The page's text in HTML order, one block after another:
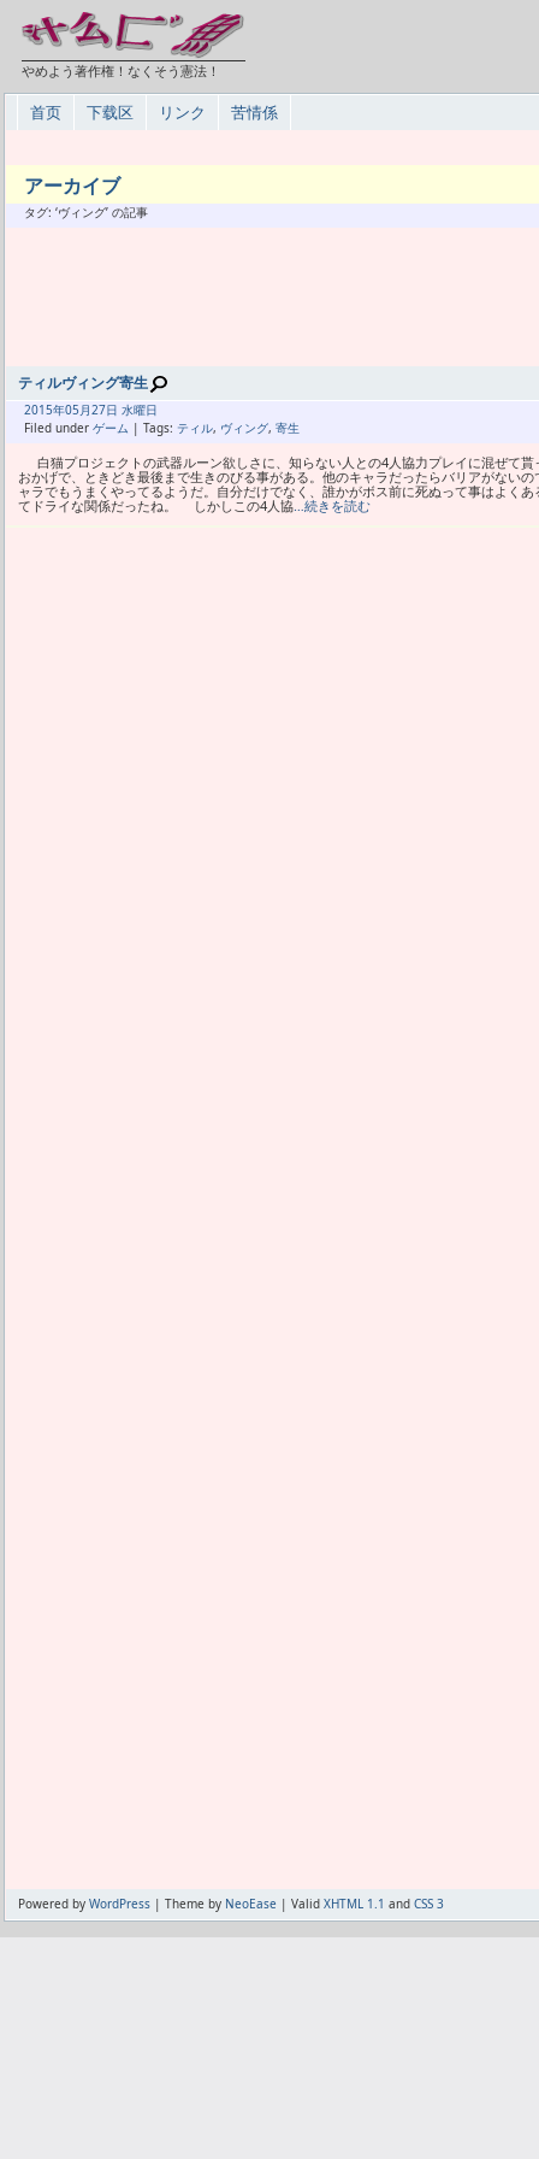
やめよう著作権！なくそう憲法！
首页 下载区 リンク 苦情係
アーカイブ
タグ: ‘ヴィング’ の記事
ティルヴィング寄生
2015年05月27日 水曜日
Filed under ゲーム | Tags: ティル, ヴィング, 寄生
白猫プロジェクトの武器ルーン欲しさに、知らない人との4人協力プレイに混ぜて
おかげで、ときどき最後まで生きのびる事がある。他のキャラだったらバリアがない
ャラでもうまくやってるようだ。自分だけでなく、誰かがボス前に死ぬって事はよく
てドライな関係だったね。 しかしこの4人協…続きを読む
Powered by WordPress | Theme by NeoEase | Valid XHTML 1.1 and CSS 3